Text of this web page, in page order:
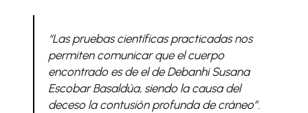
“Las pruebas científicas practicadas nos
permiten comunicar que el cuerpo
encontrado es de el de Debanhi Susana
Escobar Basaldúa, siendo la causa del
deceso la contusión profunda de cráneo”.